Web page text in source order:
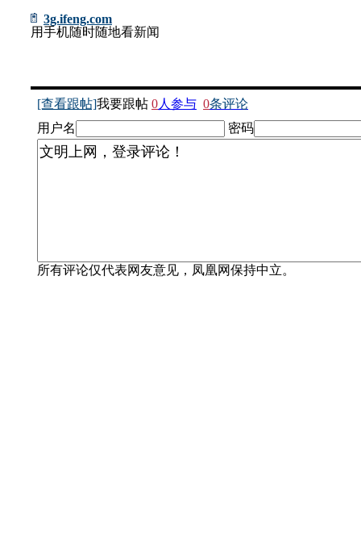
3g.ifeng.com
用手机随时随地看新闻
[查看跟帖]我要跟帖 0人参与 0条评论
用户名
密码
所有评论仅代表网友意见，凤凰网保持中立。